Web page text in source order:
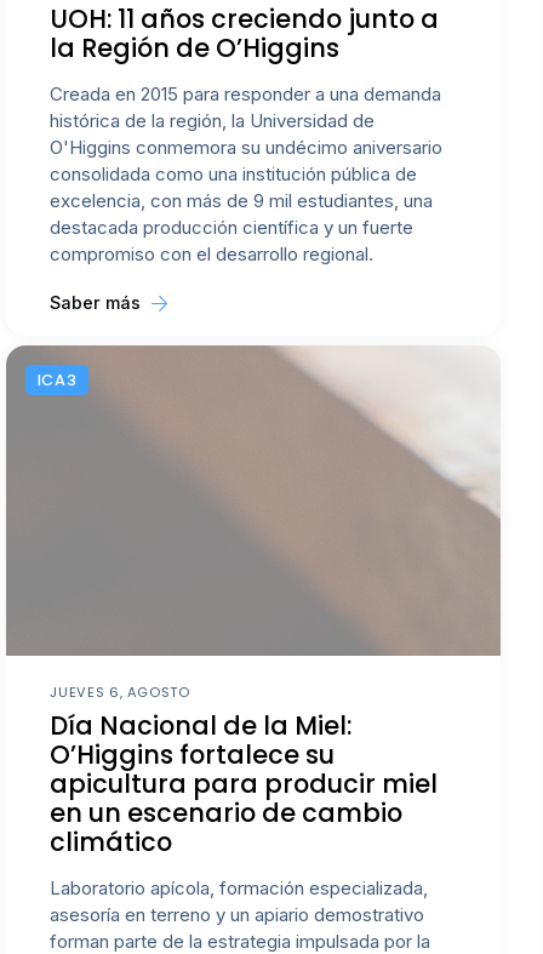
UOH: 11 años creciendo junto a
la Región de O’Higgins
Creada en 2015 para responder a una demanda
histórica de la región, la Universidad de
O'Higgins conmemora su undécimo aniversario
consolidada como una institución pública de
excelencia, con más de 9 mil estudiantes, una
destacada producción científica y un fuerte
compromiso con el desarrollo regional.
Saber más
ICA3
JUEVES 6, AGOSTO
Día Nacional de la Miel:
O’Higgins fortalece su
apicultura para producir miel
en un escenario de cambio
climático
Laboratorio apícola, formación especializada,
asesoría en terreno y un apiario demostrativo
forman parte de la estrategia impulsada por la